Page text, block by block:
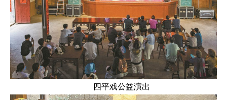
四平戏公益演出